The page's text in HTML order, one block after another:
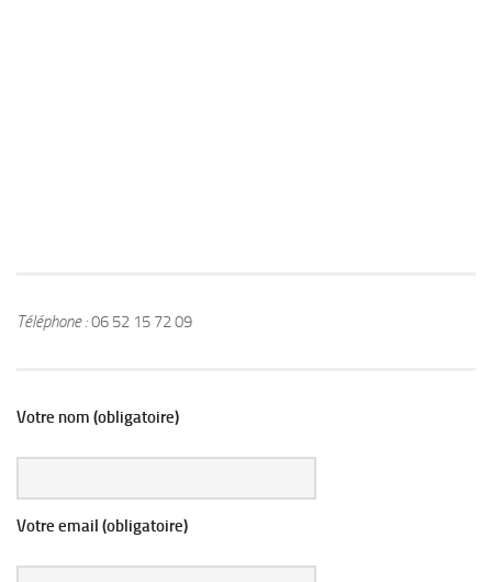
Téléphone :06 52 15 72 09
Votre nom (obligatoire)
Votre email (obligatoire)